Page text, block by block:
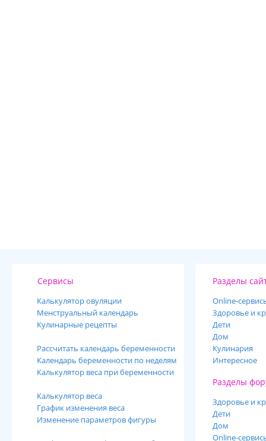
Сервисы
Калькулятор овуляции
Менструальный календарь
Кулинарные рецепты
Рассчитать календарь беременности
Календарь беременности по неделям
Калькулятор веса при беременности
Калькулятор веса
График изменения веса
Изменение параметров фигуры
Разделы
Online-
Здоровье и
Дети
Дом
Кулинария
Интересное
Разделы
Здоровье и
Дети
Дом
Online-